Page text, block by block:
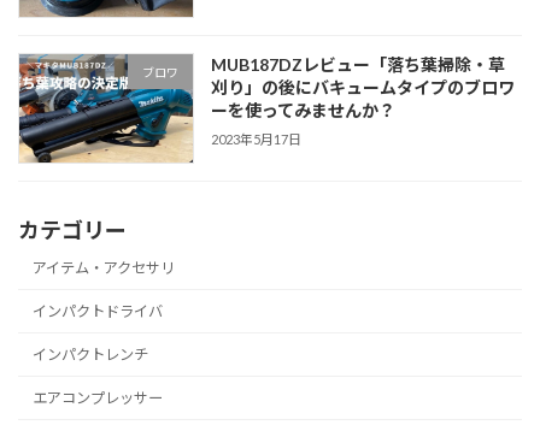
ブロワ
MUB187DZレビュー「落ち葉掃除・草
刈り」の後にバキュームタイプのブロワ
ーを使ってみませんか？
2023年5月17日
カテゴリー
アイテム・アクセサリ
インパクトドライバ
インパクトレンチ
エアコンプレッサー